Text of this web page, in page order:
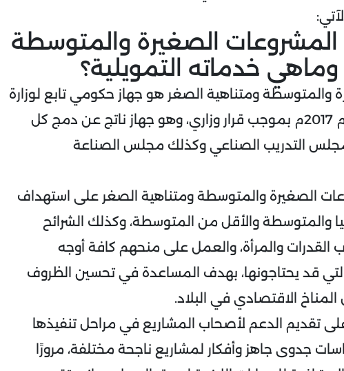
المشروعات الصغيرة والمتوسطة
خدماته التمويلية؟
والمتوسطة ومتناهية الصغر هو جهاز حكومي تابع لوزارة
الصناعة والتجارة، تم إنشائه عام 2017م بموجب قرار وزاري، وهو جهاز ناتج عن دمج كل
التدريب الصناعي وكذلك مجلس الصناعة
الصغيرة والمتوسطة ومتناهية الصغر على استهداف
والمتوسطة والأقل من المتوسطة، وكذلك الشرائح
والمرأة، والعمل على منحهم كافة أوجه
التي قد يحتاجونها، بهدف المساعدة في تحسين الظروف
الاقتصادي في البلاد.
تقديم الدعم لأصحاب المشاريع في مراحل تنفيذها
جدوى جاهز وأفكار لمشاريع ناجحة مختلفة، مرورًا